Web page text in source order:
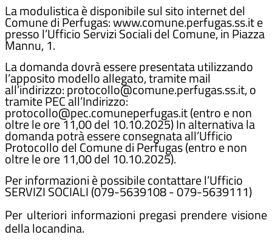
La modulistica è disponibile sul sito internet del
Comune di Perfugas: www.comune.perfugas.ss.it e
presso l’Ufficio Servizi Sociali del Comune, in Piazza
Mannu, 1.
La domanda dovrà essere presentata utilizzando
l’apposito modello allegato, tramite mail
all’indirizzo: protocollo@comune.perfugas.ss.it, o
tramite PEC all’Indirizzo:
protocollo@pec.comuneperfugas.it (entro e non
oltre le ore 11,00 del 10.10.2025) In alternativa la
domanda potrà essere consegnata all’Ufficio
Protocollo del Comune di Perfugas (entro e non
oltre le ore 11,00 del 10.10.2025).
Per informazioni è possibile contattare l’Ufficio
SERVIZI SOCIALI (079-5639108 - 079-5639111)
Per ulteriori informazioni pregasi prendere visione
della locandina.